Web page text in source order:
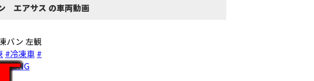
エアサス の車両動画
バン 左観
#冷凍車 #